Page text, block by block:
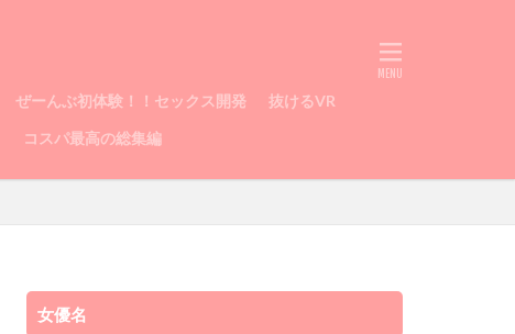
ぜーんぶ初体験！！セックス開発
抜けるVR
コスパ最高の総集編
女優名